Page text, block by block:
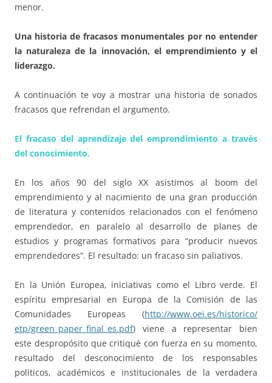
menor.
Una historia de fracasos monumentales por no entender
la naturaleza de la innovación, el emprendimiento y el
liderazgo.
A continuación te voy a mostrar una historia de sonados
fracasos que refrendan el argumento.
El fracaso del aprendizaje del emprendimiento a través
del conocimiento.
En los años 90 del siglo XX asistimos al boom del
emprendimiento y al nacimiento de una gran producción
de literatura y contenidos relacionados con el fenómeno
emprendedor, en paralelo al desarrollo de planes de
estudios y programas formativos para “producir nuevos
emprendedores”. El resultado: un fracaso sin paliativos.
En la Unión Europea, iniciativas como el Libro verde. El
espíritu empresarial en Europa de la Comisión de las
Comunidades Europeas (http://www.oei.es/historico/
etp/green_paper_final_es.pdf) viene a representar bien
este despropósito que critiqué con fuerza en su momento,
resultado del desconocimiento de los responsables
políticos, académicos e institucionales de la verdadera